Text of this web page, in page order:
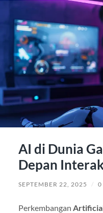
AI di Dunia
Depan
SEPTEMBER 22, 2025 / 0
Perkembangan